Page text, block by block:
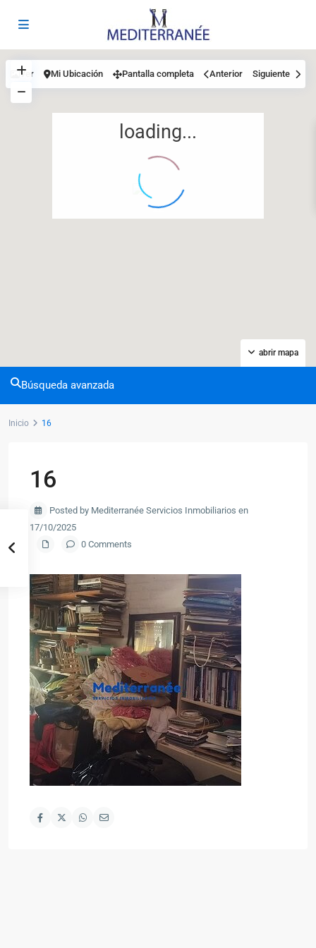
12
loading...
abrir mapa
Ver Mi Ubicación Pantalla completa Anterior Siguiente
Búsqueda avanzada
Inicio 16
16
Posted by Mediterranée Servicios Inmobiliarios en
17/10/2025
0 Comments